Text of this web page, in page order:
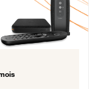
mois, Engagement 12 mois